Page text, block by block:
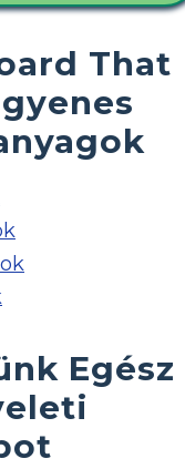
That
Egész